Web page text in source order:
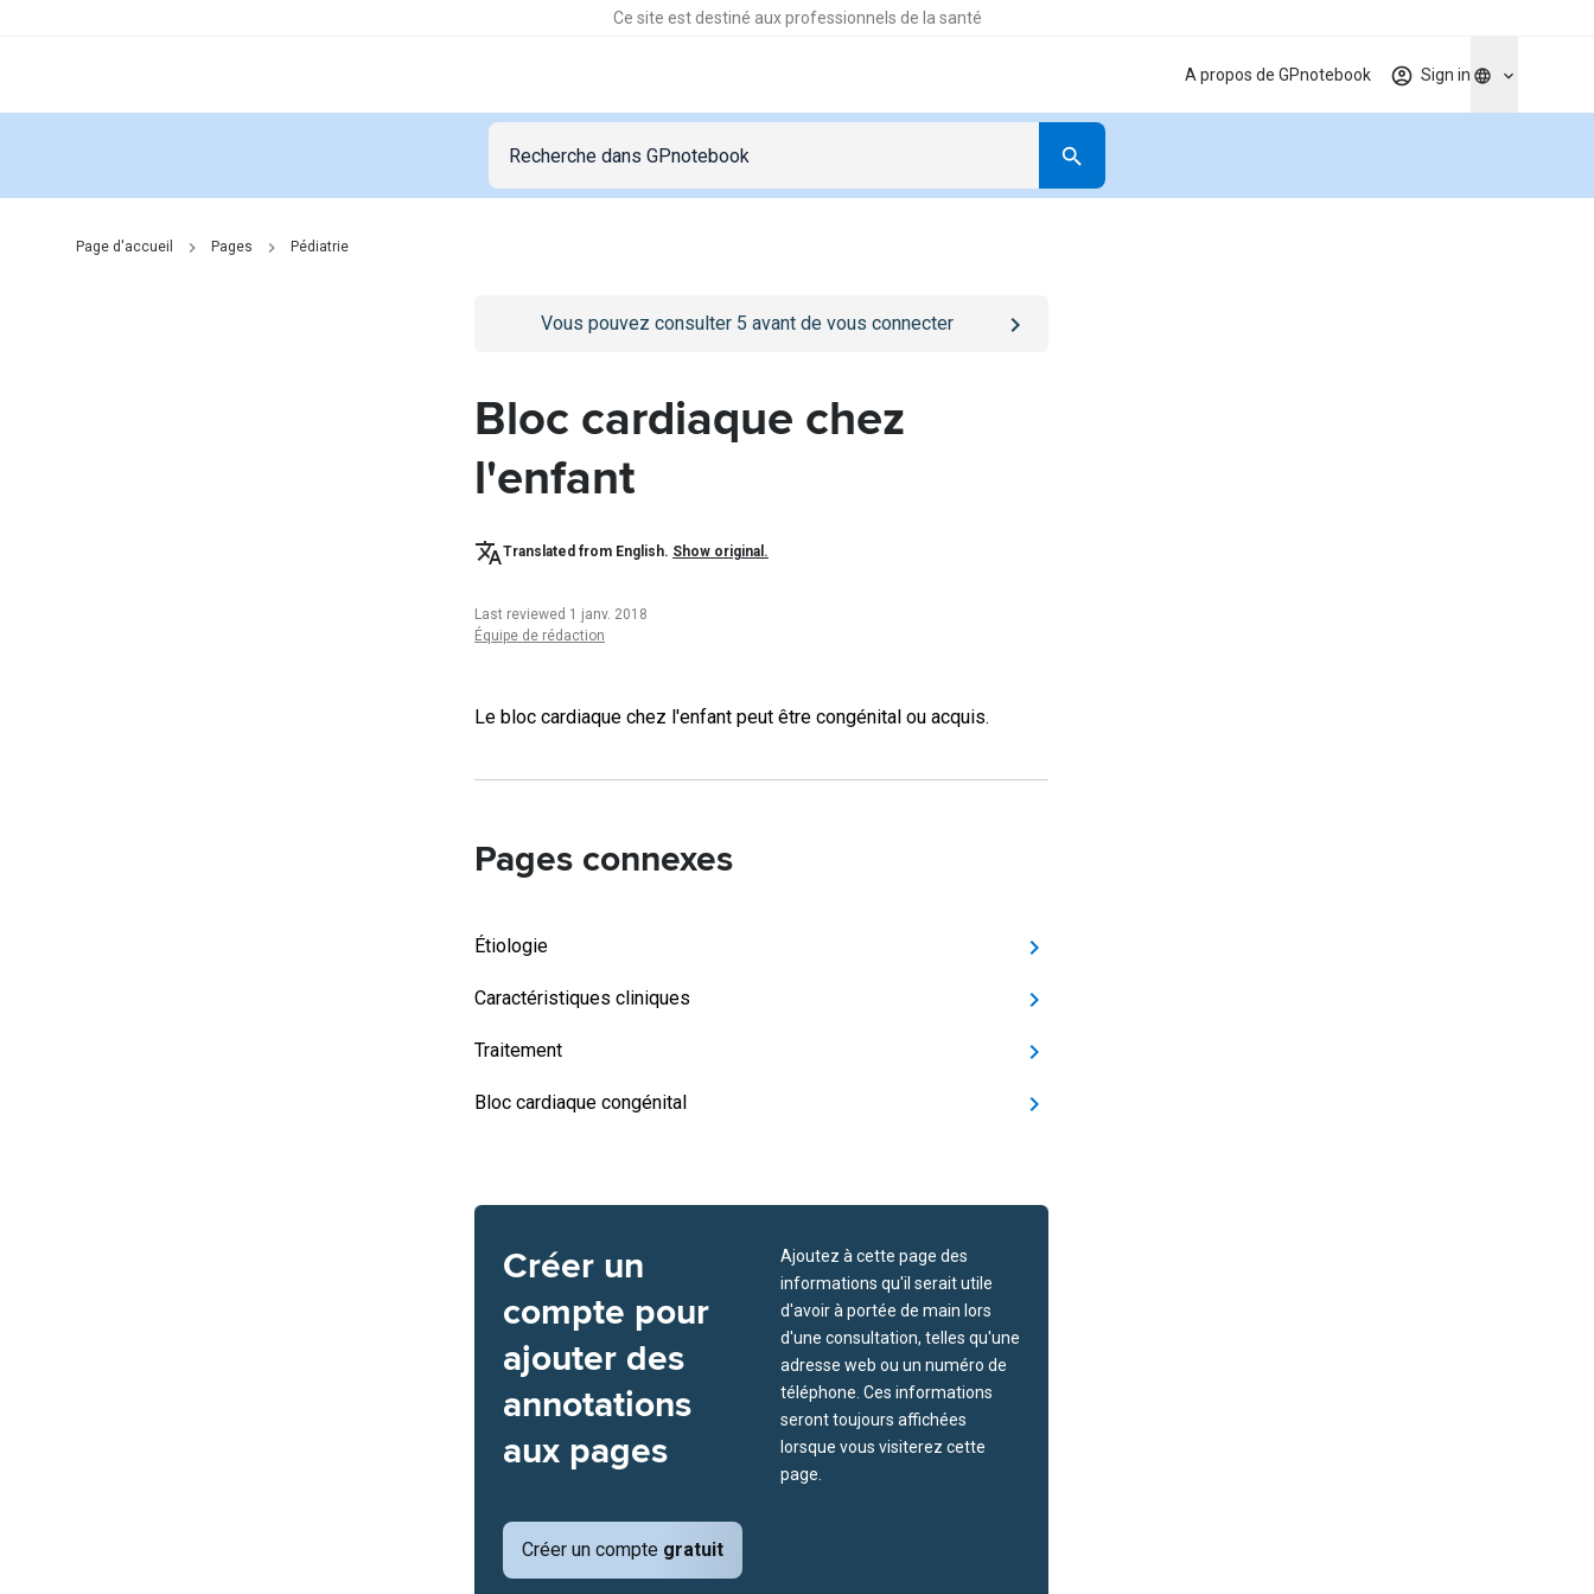
Ce site est destiné aux professionnels de la santé
A propos de GPnotebook Sign in
Page d'accueil Pages Pédiatrie
/se-connecterpage
Vous pouvez consulter 5 avant de vous connecter
Bloc cardiaque chez
l'enfant
Translated from English. Show original.
Last reviewed 1 janv. 2018
Équipe de rédaction
Le bloc cardiaque chez l'enfant peut être congénital ou acquis.
Pages connexes
Étiologie
Caractéristiques cliniques
Traitement
Bloc cardiaque congénital
Créer un
compte pour
ajouter des
annotations
aux pages
Créer un compte gratuit
Ajoutez à cette page des
informations qu'il serait utile
d'avoir à portée de main lors
d'une consultation, telles qu'une
adresse web ou un numéro de
téléphone. Ces informations
seront toujours affichées
lorsque vous visiterez cette
page.